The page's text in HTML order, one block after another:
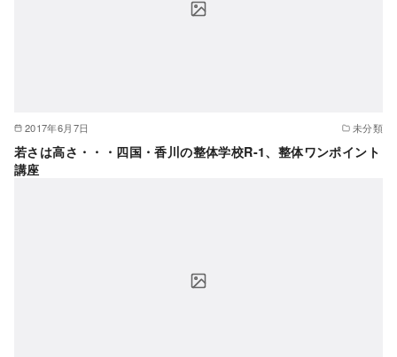
2017年6月7日 未分類
若さは高さ・・・四国・香川の整体学校R-1、整体ワンポイント
講座